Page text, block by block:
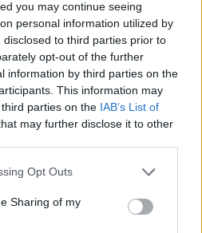
you may continue seeing
personal information utilized by
to third parties prior to
opt-out of the further
information by third parties on the
This information may
parties on the IAB’s List of
may further disclose it to other
Opt Outs
Sharing of my